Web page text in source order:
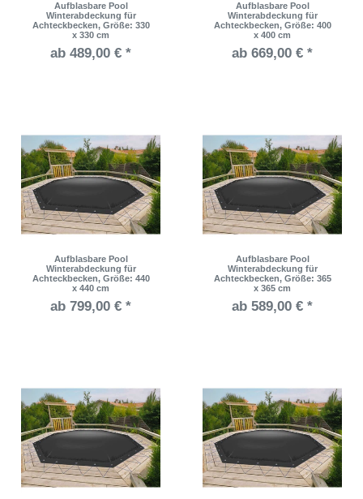
Aufblasbare Pool
Winterabdeckung für
Achteckbecken, Größe: 330
x 330 cm
ab 489,00 € *
Aufblasbare Pool
Winterabdeckung für
Achteckbecken, Größe: 400
x 400 cm
ab 669,00 € *
Aufblasbare Pool
Winterabdeckung für
Achteckbecken, Größe: 440
x 440 cm
ab 799,00 € *
Aufblasbare Pool
Winterabdeckung für
Achteckbecken, Größe: 365
x 365 cm
ab 589,00 € *